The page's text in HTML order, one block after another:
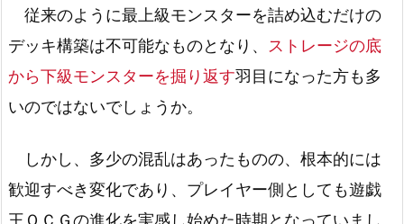
従来のように最上級モンスターを詰め込むだけの
デッキ構築は不可能なものとなり、 ストレージの底
から下級モンスターを掘り返す羽目になった方も多
いのではないでしょうか。
しかし、多少の混乱はあったものの、根本的には
歓迎すべき変化であり、プレイヤー側としても遊戯
王ＯＣＧの進化を実感し始めた時期となっていまし